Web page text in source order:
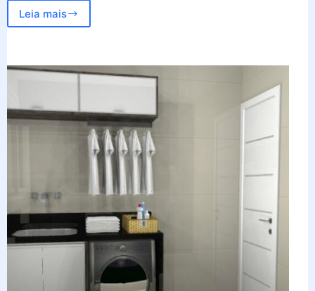
Leia mais#PresentePraMamãe: